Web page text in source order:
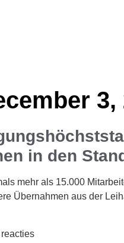
3,
in den
als 15.000
Übernahmen aus der